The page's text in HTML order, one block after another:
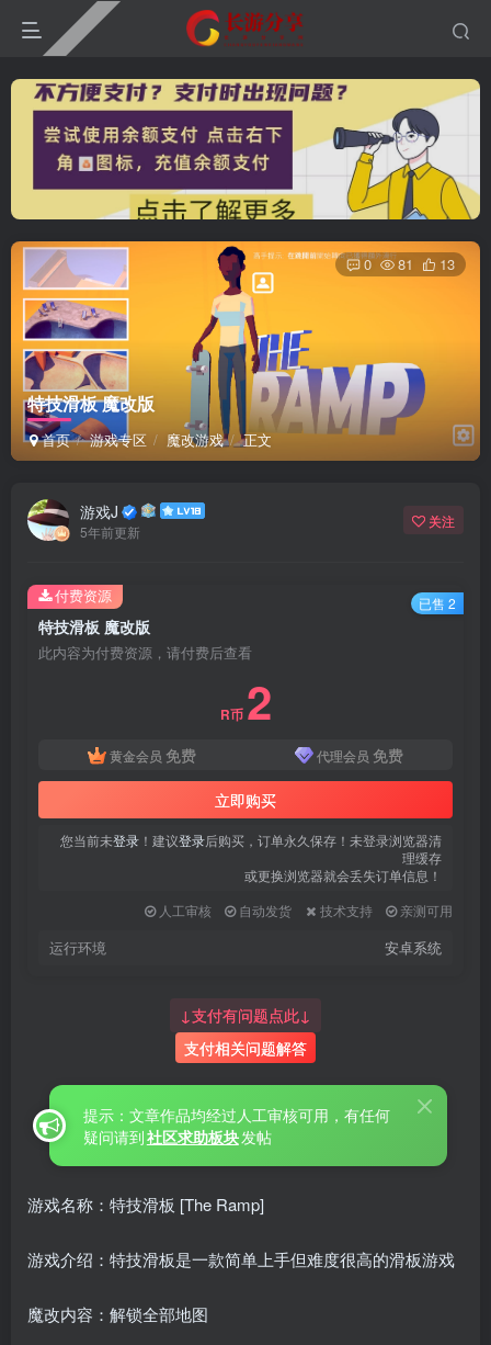
特技滑板 魔改版
首页 游戏专区 魔改游戏 正文
0 81 13
游戏J
5年前更新
关注
特技滑板 魔改版
此内容为付费资源，请付费后查看
R币 2
黄金会员 免费 代理会员 免费
立即购买
您当前未登录 ！建议登录后购买，订单永久保存！未登录浏览器清
理缓存
或更换浏览器就会丢失订单信息！
人工审核
自动发货 技术支持 亲测可用
运行环境 安卓系统
付费资源 已售 2
↓支付有问题点此↓
支付相关问题解答
提示：文章作品均经过人工审核可用，有任何
疑问请到社区求助板块发帖
游戏名称：特技滑板 [The Ramp]
游戏介绍：特技滑板是一款简单上手但难度很高的滑板游戏
魔改内容：解锁全部地图